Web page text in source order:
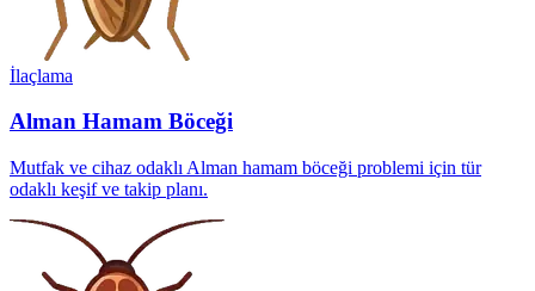
İlaçlama
Alman Hamam Böceği
Mutfak ve cihaz odaklı Alman hamam böceği problemi için tür
odaklı keşif ve takip planı.